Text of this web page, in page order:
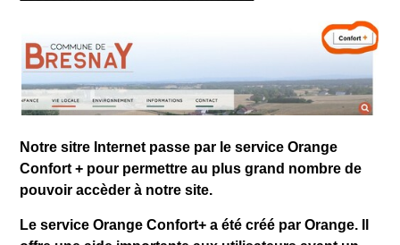
Notre sitre Internet passe par le service Orange
Confort + pour permettre au plus grand nombre de
pouvoir accèder à notre site.
Le service Orange Confort+ a été créé par Orange. Il